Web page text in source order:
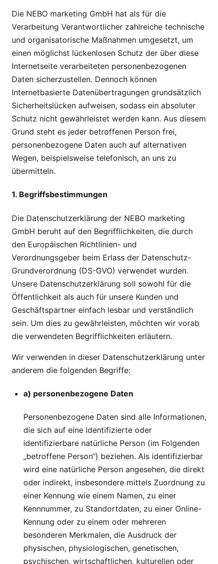
Die NEBO marketing GmbH hat als für die
Verarbeitung Verantwortlicher zahlreiche technische
und organisatorische Maßnahmen umgesetzt, um
einen möglichst lückenlosen Schutz der über diese
Internetseite verarbeiteten personenbezogenen
Daten sicherzustellen. Dennoch können
Internetbasierte Datenübertragungen grundsätzlich
Sicherheitslücken aufweisen, sodass ein absoluter
Schutz nicht gewährleistet werden kann. Aus diesem
Grund steht es jeder betroffenen Person frei,
personenbezogene Daten auch auf alternativen
Wegen, beispielsweise telefonisch, an uns zu
übermitteln.
1. Begriffsbestimmungen
Die Datenschutzerklärung der NEBO marketing
GmbH beruht auf den Begrifflichkeiten, die durch
den Europäischen Richtlinien- und
Verordnungsgeber beim Erlass der Datenschutz-
Grundverordnung (DS-GVO) verwendet wurden.
Unsere Datenschutzerklärung soll sowohl für die
Öffentlichkeit als auch für unsere Kunden und
Geschäftspartner einfach lesbar und verständlich
sein. Um dies zu gewährleisten, möchten wir vorab
die verwendeten Begrifflichkeiten erläutern.
Wir verwenden in dieser Datenschutzerklärung unter
anderem die folgenden Begriffe:
a) personenbezogene Daten
Personenbezogene Daten sind alle Informationen,
die sich auf eine identifizierte oder
identifizierbare natürliche Person (im Folgenden
„betroffene Person“) beziehen. Als identifizierbar
wird eine natürliche Person angesehen, die direkt
oder indirekt, insbesondere mittels Zuordnung zu
einer Kennung wie einem Namen, zu einer
Kennnummer, zu Standortdaten, zu einer Online-
Kennung oder zu einem oder mehreren
besonderen Merkmalen, die Ausdruck der
physischen, physiologischen, genetischen,
psychischen, wirtschaftlichen, kulturellen oder